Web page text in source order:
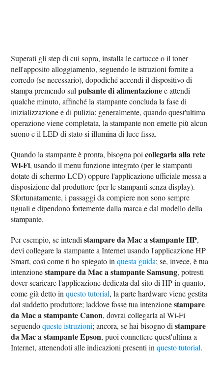
Superati gli step di cui sopra, installa le cartucce o il toner
nell'apposito alloggiamento, seguendo le istruzioni fornite a
corredo (se necessario), dopodiché accendi il dispositivo di
stampa premendo sulpulsante di alimentazionee attendi
qualche minuto, affinché la stampante concluda la fase di
inizializzazione e di pulizia: generalmente, quando quest'ultima
operazione viene completata, la stampante non emette più alcun
suono e il LED di stato si illumina di luce fissa.
Quando la stampante è pronta, bisogna poicollegarla alla rete
Wi-Fi, usando il menu funzione integrato (per le stampanti
dotate di schermo LCD) oppure l'applicazione ufficiale messa a
disposizione dal produttore (per le stampanti senza display).
Sfortunatamente, i passaggi da compiere non sono sempre
uguali e dipendono fortemente dalla marca e dal modello della
stampante.
Per esempio, se intendistampare da Mac a stampante HP,
devi collegare la stampante a Internet usando l'applicazione HP
Smart, così come ti ho spiegato inquesta guida; se, invece, è tua
intenzionestampare da Mac a stampante Samsung, potresti
dover scaricare l'applicazione dedicata dal sito di HP in quanto,
come già detto inquesto tutorial, la parte hardware viene gestita
dal suddetto produttore; laddove fosse tua intenzionestampare
da Mac a stampante Canon, dovrai collegarla al Wi-Fi
seguendoqueste istruzioni; ancora, se hai bisogno distampare
da Mac a stampante Epson, puoi connettere quest'ultima a
Internet, attenendoti alle indicazioni presenti inquesto tutorial.